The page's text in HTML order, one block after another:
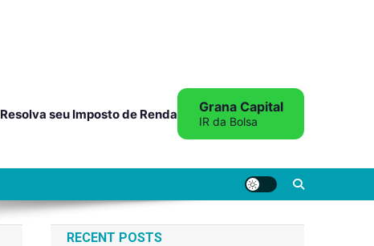
Resolva seu Imposto de Renda Grana Capital
IR da Bolsa
RECENT POSTS